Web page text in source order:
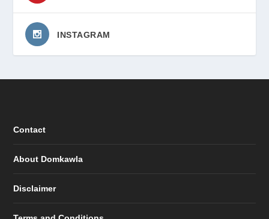
INSTAGRAM
Contact
About Domkawla
Disclaimer